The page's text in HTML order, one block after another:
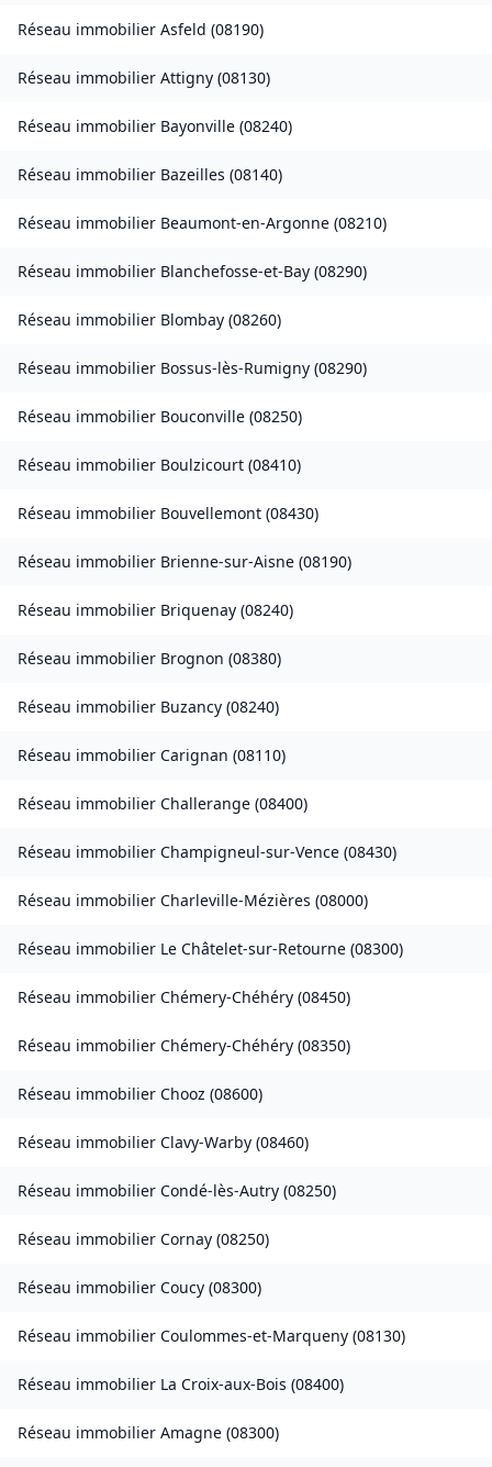
Réseau immobilier Asfeld (08190)
Réseau immobilier Attigny (08130)
Réseau immobilier Bayonville (08240)
Réseau immobilier Bazeilles (08140)
Réseau immobilier Beaumont-en-Argonne (08210)
Réseau immobilier Blanchefosse-et-Bay (08290)
Réseau immobilier Blombay (08260)
Réseau immobilier Bossus-lès-Rumigny (08290)
Réseau immobilier Bouconville (08250)
Réseau immobilier Boulzicourt (08410)
Réseau immobilier Bouvellemont (08430)
Réseau immobilier Brienne-sur-Aisne (08190)
Réseau immobilier Briquenay (08240)
Réseau immobilier Brognon (08380)
Réseau immobilier Buzancy (08240)
Réseau immobilier Carignan (08110)
Réseau immobilier Challerange (08400)
Réseau immobilier Champigneul-sur-Vence (08430)
Réseau immobilier Charleville-Mézières (08000)
Réseau immobilier Le Châtelet-sur-Retourne (08300)
Réseau immobilier Chémery-Chéhéry (08450)
Réseau immobilier Chémery-Chéhéry (08350)
Réseau immobilier Chooz (08600)
Réseau immobilier Clavy-Warby (08460)
Réseau immobilier Condé-lès-Autry (08250)
Réseau immobilier Cornay (08250)
Réseau immobilier Coucy (08300)
Réseau immobilier Coulommes-et-Marqueny (08130)
Réseau immobilier La Croix-aux-Bois (08400)
Réseau immobilier Amagne (08300)